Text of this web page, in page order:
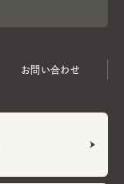
お問い合わせ